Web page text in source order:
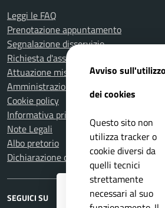
Registrati ai serviziAPP IO
aggiornamenti dall'Ente
Leggi le FAQ
Prenotazione appuntamento
Segnalazione disservizio
Richiesta d'assistenza
Attuazione misure PNRR
Amministrazione trasparente
Cookie policy
Informativa privacy
Note Legali
Albo pretorio
Dichiarazione di accessibilità
SEGUICI SU
Avviso sull'utilizzo
dei cookies
Questo sito non
utilizza tracker o
cookie diversi da
quelli tecnici
strettamente
necessari al suo